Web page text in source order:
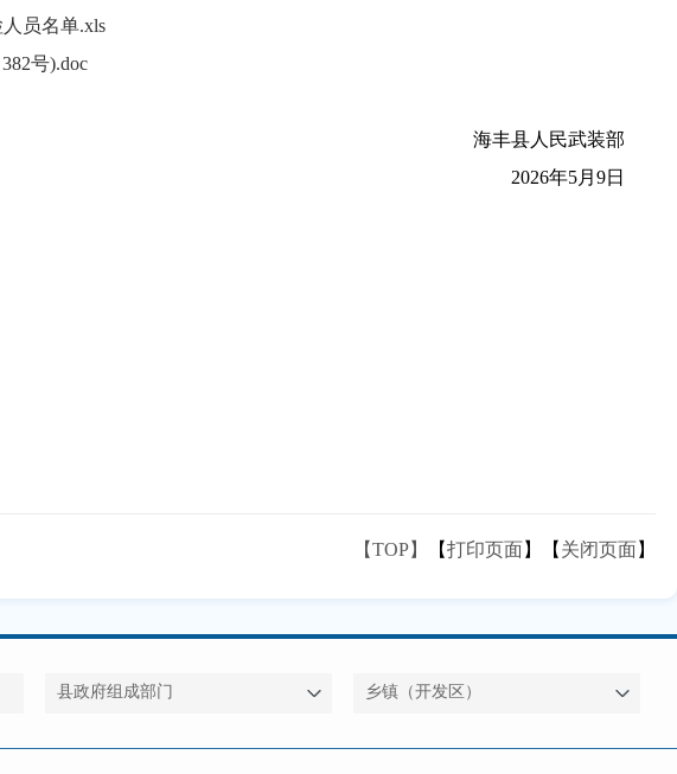
员名单.xls
号).doc
海丰县人民武装部
2026年5月9日
【TOP】 【打印页面】【 关闭页面】
县政府组成部门 乡镇（开发区）